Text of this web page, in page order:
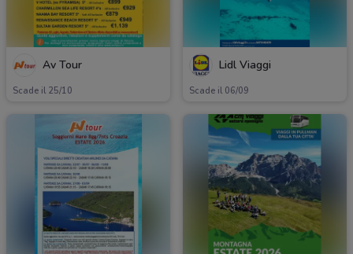
Av Tour
Scade il 25/10
Lidl Viaggi
Scade il 06/09